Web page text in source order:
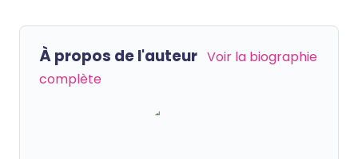
À propos de l'auteur Voir la biographie
complète